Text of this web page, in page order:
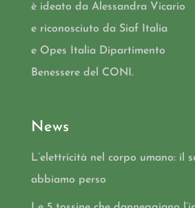
è ideato da Alessandra Vicario
e riconosciuto da Siaf Italia
e Opes Italia Dipartimento
Benessere del CONI.
News
L’elettricità nel corpo umano: il
abbiamo perso